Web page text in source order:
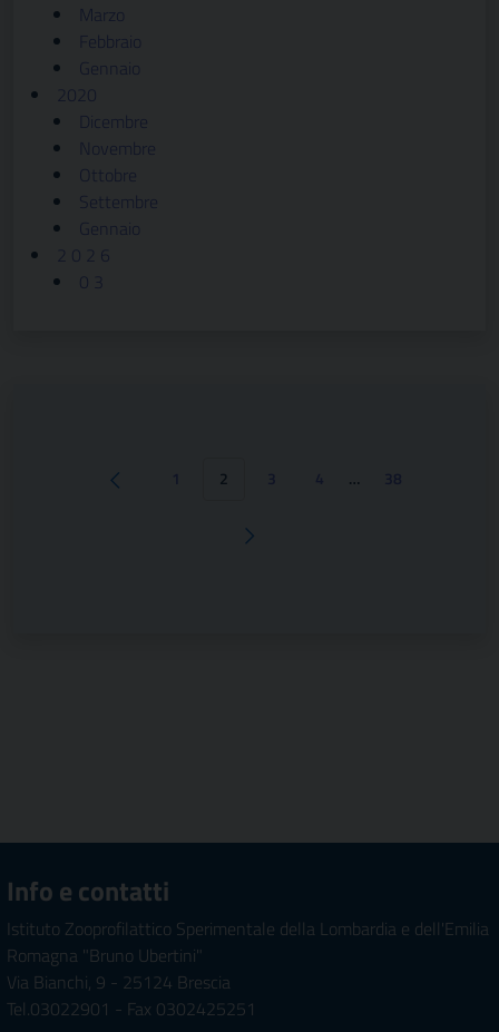
Marzo
Febbraio
Gennaio
2020
Dicembre
Novembre
Ottobre
Settembre
Gennaio
2 0 2 6
0 3
2 …
Pagina successiva
Info e contatti
Istituto Zooprofilattico Sperimentale della Lombardia e dell'Emilia
Romagna "Bruno Ubertini"
Via Bianchi, 9 - 25124 Brescia
Tel.03022901 - Fax 0302425251